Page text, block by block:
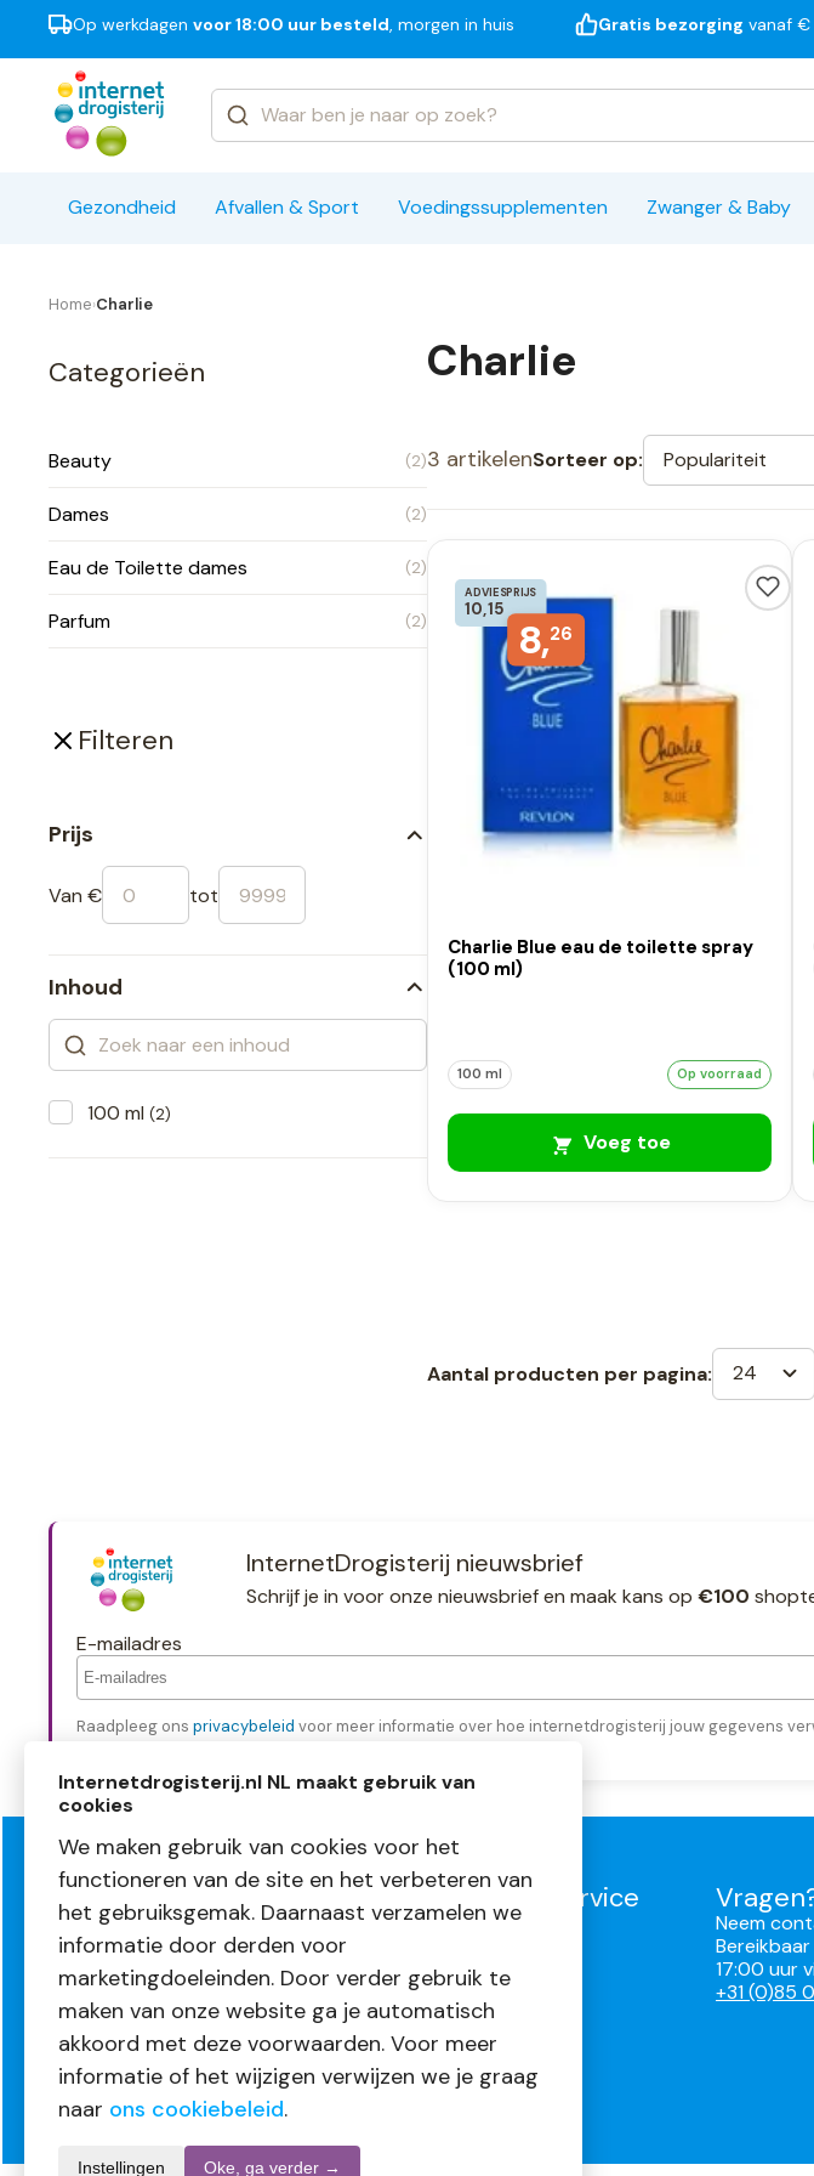
Op werkdagen voor 18:00 uur besteld, morgen in huis Gratis bezorging vanaf €
Gezondheid Afvallen & Sport Voedingssupplementen Zwanger & Baby
Merken
Home›Charlie
Categorieën
Beauty (2)
Dames (2)
Eau de Toilette dames (2)
Parfum (2)
Filteren
Prijs
Van € tot
Inhoud
100 ml (2)
Charlie
3 artikelenSorteer op: Populariteit
ADVIESPRIJS
10,15
8,26
Charlie Blue eau de toilette spray
(100 ml)
100 ml Op voorraad
Voeg toe
Aantal producten per pagina: 24
InternetDrogisterij nieuwsbrief
Schrijf je in voor onze nieuwsbrief en maak kans op €100
E-mailadres
Raadpleeg ons privacybeleid voor meer informatie over hoe internetdrogisterij jouw gegevens
Over InternetDrogisterij.nl
Mijn account
Nieuwsbrief
Blogs
Vacatures
Volg ons
Klantenservice
Bestellen
Levering
Retourneren
Garantie
Neem
17:00 uur
+31 (0)85
Internetdrogisterij.nl NL maakt gebruik van
cookies
We maken gebruik van cookies voor het
functioneren van de site en het verbeteren van
het gebruiksgemak. Daarnaast verzamelen we
informatie door derden voor
marketingdoeleinden. Door verder gebruik te
maken van onze website ga je automatisch
akkoord met deze voorwaarden. Voor meer
informatie of het wijzigen verwijzen we je graag
naar ons cookiebeleid.
Instellingen Oke, ga verder →